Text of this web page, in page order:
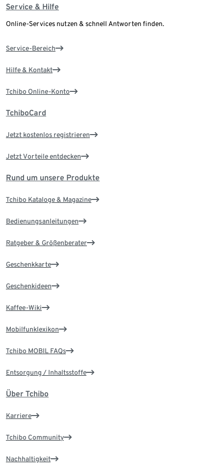
Service & Hilfe
Online-Services nutzen & schnell Antworten finden.
Service-Bereich
Hilfe & Kontakt
Tchibo Online-Konto
TchiboCard
Jetzt kostenlos registrieren
Jetzt Vorteile entdecken
Rund um unsere Produkte
Tchibo Kataloge & Magazine
Bedienungsanleitungen
Ratgeber & Größenberater
Geschenkkarte
Geschenkideen
Kaffee-Wiki
Mobilfunklexikon
Tchibo MOBIL FAQs
Entsorgung / Inhaltsstoffe
Über Tchibo
Karriere
Tchibo Community
Nachhaltigkeit